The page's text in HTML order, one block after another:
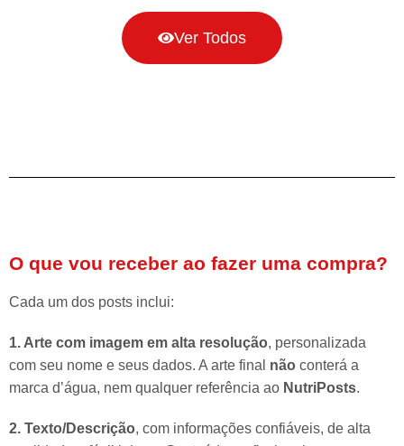
Ver Todos
O que vou receber ao fazer uma compra?
Cada um dos posts inclui:
1. Arte com imagem em alta resolução, personalizada
com seu nome e seus dados. A arte final não conterá a
marca d’água, nem qualquer referência ao NutriPosts.
2. Texto/Descrição, com informações confiáveis, de alta